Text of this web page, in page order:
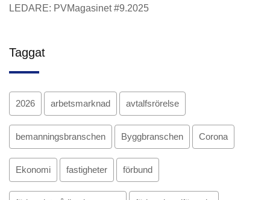
LEDARE: PVMagasinet #9.2025
Taggat
2026 arbetsmarknad avtalfsrörelse
bemanningsbranschen Byggbranschen Corona
Ekonomi fastigheter förbund